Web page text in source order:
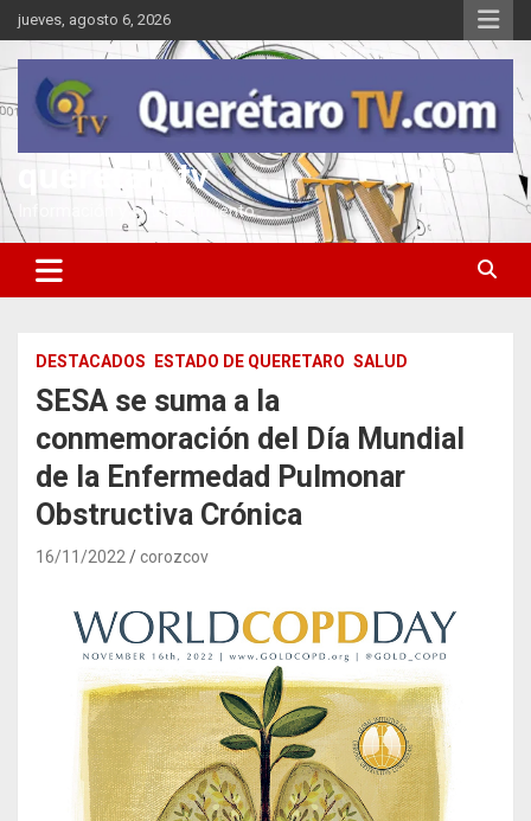
Saltar
al
contenido
jueves, agosto 6, 2026
queretarotv
Información y entretenimiento
DESTACADOS ESTADO DE QUERETARO SALUD
SESA se suma a la
conmemoración del Día Mundial
de la Enfermedad Pulmonar
Obstructiva Crónica
16/11/2022 corozcov